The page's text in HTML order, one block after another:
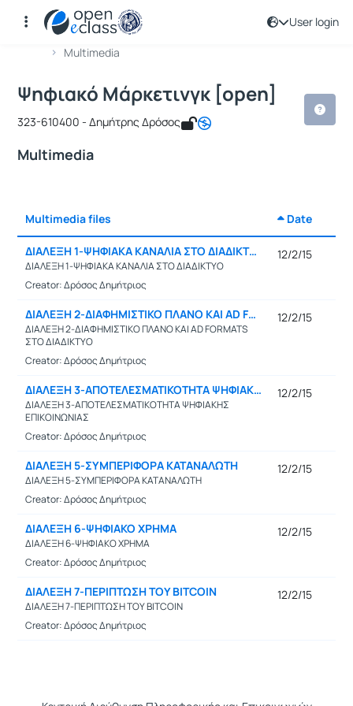
User login
Αρχική Σελίδα
Multimedia
Course : Ψηφιακό Μάρκετινγκ [open]
Course code : ICSD114
Ψηφιακό Μάρκετινγκ [open]
323-610400 - Δημήτρης Δρόσος
Multimedia
Multimedia files Date
ΔΙΑΛΕΞΗ 1-ΨΗΦΙΑΚΑ ΚΑΝΑΛΙΑ ΣΤΟ ΔΙΑΔΙΚΤΥΟ
ΔΙΑΛΕΞΗ 1-ΨΗΦΙΑΚΑ ΚΑΝΑΛΙΑ ΣΤΟ ΔΙΑΔΙΚΤΥΟ
Creator: Δρόσος Δημήτριος
12/2/15
ΔΙΑΛΕΞΗ 2-ΔΙΑΦΗΜΙΣΤΙΚΟ ΠΛΑΝΟ ΚΑΙ AD FORMATS ΣΤΟ ΔΙΑΔΙΚΤΥΟ
ΔΙΑΛΕΞΗ 2-ΔΙΑΦΗΜΙΣΤΙΚΟ ΠΛΑΝΟ ΚΑΙ AD FORMATS
ΣΤΟ ΔΙΑΔΙΚΤΥΟ
Creator: Δρόσος Δημήτριος
12/2/15
ΔΙΑΛΕΞΗ 3-ΑΠΟΤΕΛΕΣΜΑΤΙΚΟΤΗΤΑ ΨΗΦΙΑΚΗΣ ΕΠΙΚΟΙΝΩΝΙΑΣ
ΔΙΑΛΕΞΗ 3-ΑΠΟΤΕΛΕΣΜΑΤΙΚΟΤΗΤΑ ΨΗΦΙΑΚΗΣ
ΕΠΙΚΟΙΝΩΝΙΑΣ
Creator: Δρόσος Δημήτριος
12/2/15
ΔΙΑΛΕΞΗ 5-ΣΥΜΠΕΡΙΦΟΡΑ ΚΑΤΑΝΑΛΩΤΗ
ΔΙΑΛΕΞΗ 5-ΣΥΜΠΕΡΙΦΟΡΑ ΚΑΤΑΝΑΛΩΤΗ
Creator: Δρόσος Δημήτριος
12/2/15
ΔΙΑΛΕΞΗ 6-ΨΗΦΙΑΚΟ ΧΡΗΜΑ
ΔΙΑΛΕΞΗ 6-ΨΗΦΙΑΚΟ ΧΡΗΜΑ
Creator: Δρόσος Δημήτριος
12/2/15
ΔΙΑΛΕΞΗ 7-ΠΕΡΙΠΤΩΣΗ ΤΟΥ BITCOIN
ΔΙΑΛΕΞΗ 7-ΠΕΡΙΠΤΩΣΗ ΤΟΥ BITCOIN
Creator: Δρόσος Δημήτριος
12/2/15